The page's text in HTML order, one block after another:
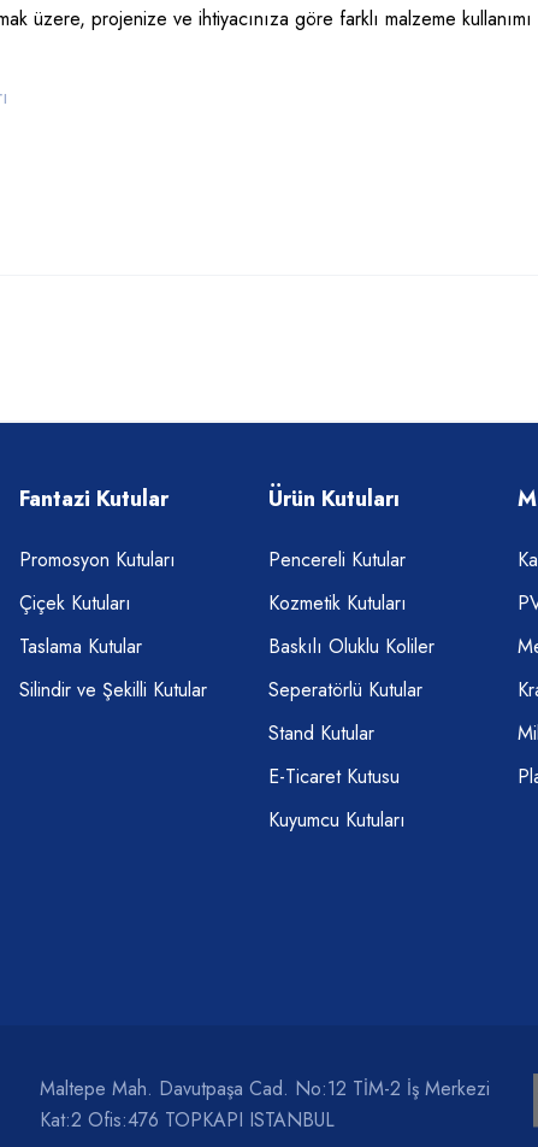
üzere, projenize ve ihtiyacınıza göre farklı malzeme kullanımı
Fantazi Kutular
Promosyon Kutuları
Çiçek Kutuları
Taslama Kutular
Silindir ve Şekilli Kutular
Ürün Kutuları
Pencereli Kutular
Kozmetik Kutuları
Baskılı Oluklu Koliler
Seperatörlü Kutular
Stand Kutular
E-Ticaret Kutusu
Kuyumcu Kutuları
Maltepe Mah. Davutpaşa Cad. No:12 TİM-2 İş Merkezi
Kat:2 Ofis:476 TOPKAPI ISTANBUL